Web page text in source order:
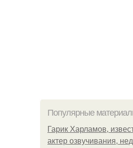
Популярные
Гарик Харламов,
актер озвучивания,